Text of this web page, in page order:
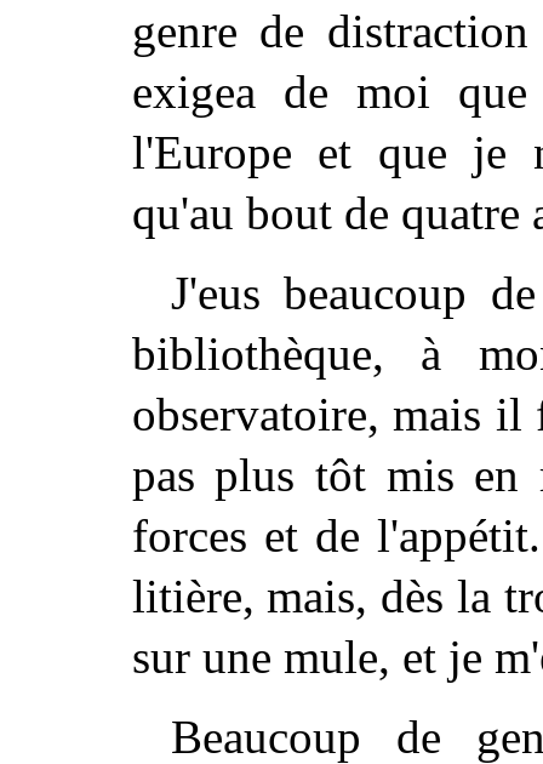
genre de
exigea de moi
l'Europe et que je
qu'au bout de quatre
J'eus beaucoup
bibliothèque, à
observatoire, mais
pas plus tôt mis en
forces et de
litière, mais, dès la
sur une mule, et je
Beaucoup de